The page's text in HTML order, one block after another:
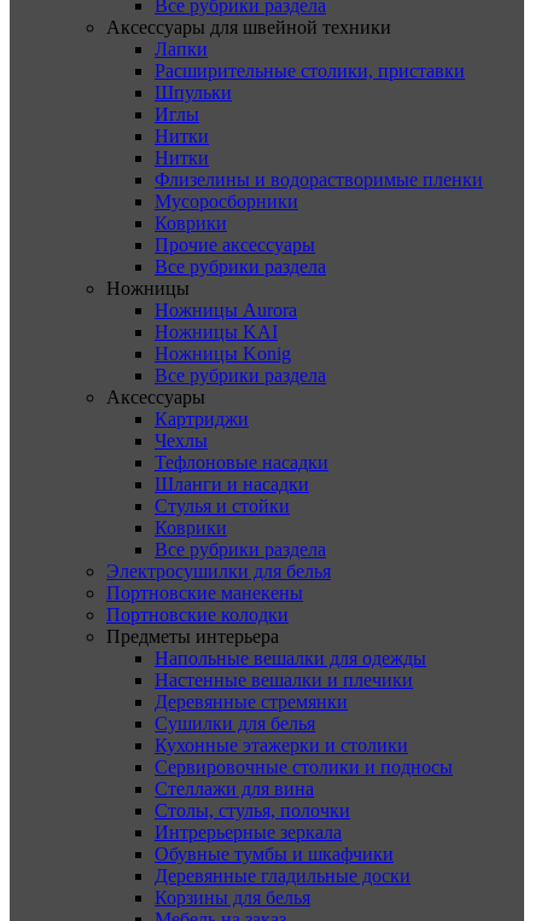
Все рубрики раздела
Аксессуары для швейной техники
Лапки
Расширительные столики, приставки
Шпульки
Иглы
Нитки
Нитки
Флизелины и водорастворимые пленки
Мусоросборники
Коврики
Прочие аксессуары
Все рубрики раздела
Ножницы
Ножницы Aurora
Ножницы KAI
Ножницы Konig
Все рубрики раздела
Аксессуары
Картриджи
Чехлы
Тефлоновые насадки
Шланги и насадки
Стулья и стойки
Коврики
Все рубрики раздела
Электросушилки для белья
Портновские манекены
Портновские колодки
Предметы интерьера
Напольные вешалки для одежды
Настенные вешалки и плечики
Деревянные стремянки
Сушилки для белья
Кухонные этажерки и столики
Сервировочные столики и подносы
Стеллажи для вина
Столы, стулья, полочки
Интрерьерные зеркала
Обувные тумбы и шкафчики
Деревянные гладильные доски
Корзины для белья